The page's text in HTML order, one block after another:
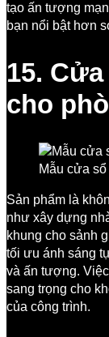
tạo ấn tượng
bạn nổi bật hơn
15.
cho
Mẫu cửa
Sản phẩm là
như xây dựng
khung cho sảnh
tối ưu ánh sáng
và ấn tượng.
sang trọng cho
của công trình.